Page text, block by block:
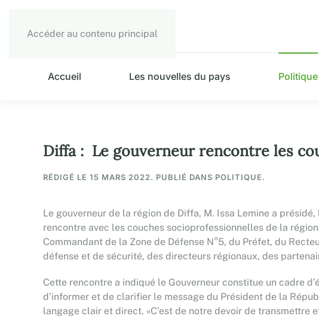
Accéder au contenu principal
Accueil Les nouvelles du pays Politique
Diffa : Le gouverneur rencontre les
RÉDIGÉ LE 15 MARS 2022. PUBLIÉ DANS POLITIQUE.
Le gouverneur de la région de Diffa, M. Issa Lemine a
rencontre avec les couches socioprofessionnelles de la
Commandant de la Zone de Défense N°5, du Préfet, du
défense et de sécurité, des directeurs régionaux, des
Cette rencontre a indiqué le Gouverneur constitue un cadre
d’informer et de clarifier le message du Président de la
langage clair et direct. «C’est de notre devoir de transmettre